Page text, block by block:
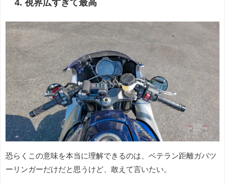
4. 視界広すぎて最高
恐らくこの意味を本当に理解できるのは、ベテラン距離ガバツ
ーリンガーだけだと思うけど、敢えて言いたい。